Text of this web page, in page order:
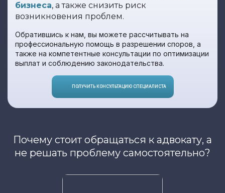
бизнеса, а также снизить риск
возникновения проблем.
Обратившись к нам, вы можете рассчитывать на
профессиональную помощь в разрешении споров, а
также на компетентные консультации по оптимизации
выплат и соблюдению законодательства.
ПОЛУЧИТЬ КОНСУЛЬТАЦИЮ СПЕЦИАЛИСТА
Почему стоит обращаться к адвокату, а
не решать проблему самостоятельно?